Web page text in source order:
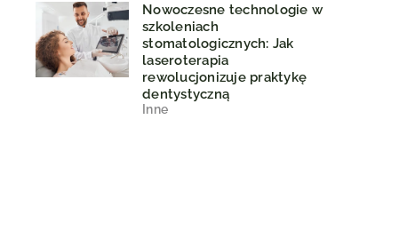
Nowoczesne technologie w
szkoleniach
stomatologicznych: Jak
laseroterapia
rewolucjonizuje praktykę
dentystyczną
Inne